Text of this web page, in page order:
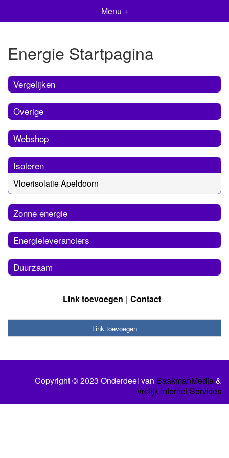
Menu +
Energie Startpagina
Vergelijken
Overige
Webshop
Isoleren
Vloerisolatie Apeldoorn
Zonne energie
Energieleveranciers
Duurzaam
Link toevoegen Contact
Link toevoegen
Copyright © 2023 Onderdeel van BaakmanMedia&
Vrolijk Internet Services